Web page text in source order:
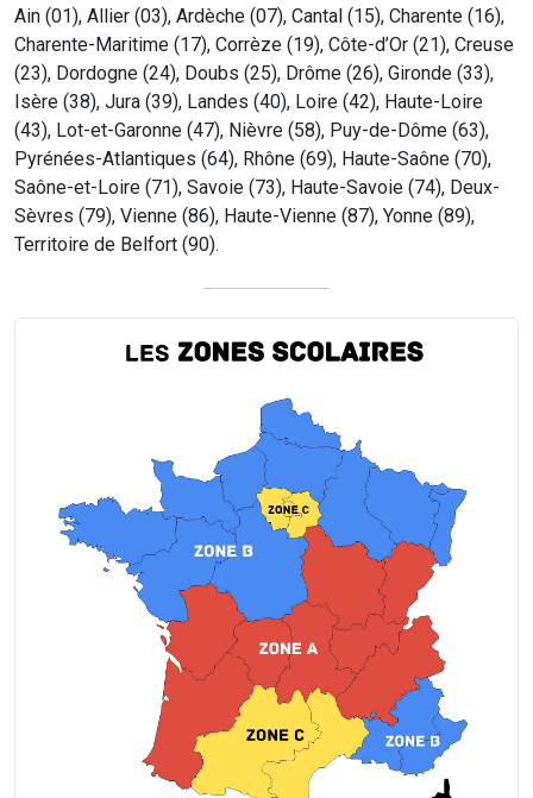
Ain (01), Allier (03), Ardèche (07), Cantal (15), Charente (16),
Charente-Maritime (17), Corrèze (19), Côte-d’Or (21), Creuse
(23), Dordogne (24), Doubs (25), Drôme (26), Gironde (33),
Isère (38), Jura (39), Landes (40), Loire (42), Haute-Loire
(43), Lot-et-Garonne (47), Nièvre (58), Puy-de-Dôme (63),
Pyrénées-Atlantiques (64), Rhône (69), Haute-Saône (70),
Saône-et-Loire (71), Savoie (73), Haute-Savoie (74), Deux-
Sèvres (79), Vienne (86), Haute-Vienne (87), Yonne (89),
Territoire de Belfort (90).